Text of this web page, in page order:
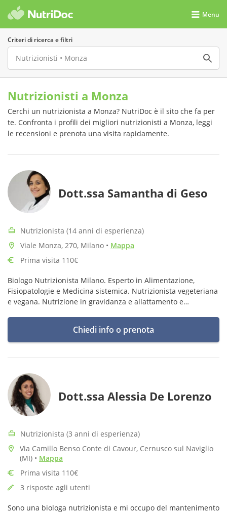
Menu
Criteri di ricerca e filtri
Nutrizionisti a Monza
Cerchi un nutrizionista a Monza? NutriDoc è il sito che fa per
te. Confronta i profili dei migliori nutrizionisti a Monza, leggi
le recensioni e prenota una visita rapidamente.
Dott.ssa Samantha di Geso
Nutrizionista (14 anni di esperienza)
Viale Monza, 270, Milano • Mappa
Prima visita 110€
Biologo Nutrizionista Milano. Esperto in Alimentazione,
Fisiopatologie e Medicina sistemica. Nutrizionista vegeteriana
e vegana. Nutrizione in gravidanza e allattamento e
Chiedi info o prenota
Dott.ssa Alessia De Lorenzo
Nutrizionista (3 anni di esperienza)
Via Camillo Benso Conte di Cavour, Cernusco sul Naviglio
(MI) • Mappa
Prima visita 110€
3 risposte agli utenti
Sono una biologa nutrizionista e mi occupo del mantenimento